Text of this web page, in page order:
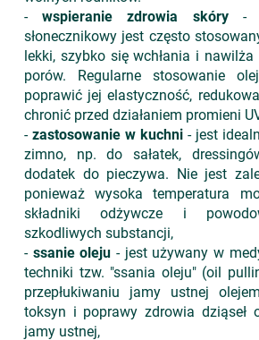
-wspieranie zdrowia skóry -
słonecznikowy jest często
lekki, szybko się wchłania i
porów. Regularne stosowanie
poprawić jej elastyczność,
chronić przed działaniem promieni
- zastosowanie w kuchni - jest
zimno, np. do sałatek,
dodatek do pieczywa. Nie jest
ponieważ wysoka temperatura
składniki odżywcze i
szkodliwych substancji,
- ssanie oleju - jest używany w
techniki tzw. "ssania oleju" (oil
przepłukiwaniu jamy ustnej
toksyn i poprawy zdrowia dziąseł
jamy ustnej,